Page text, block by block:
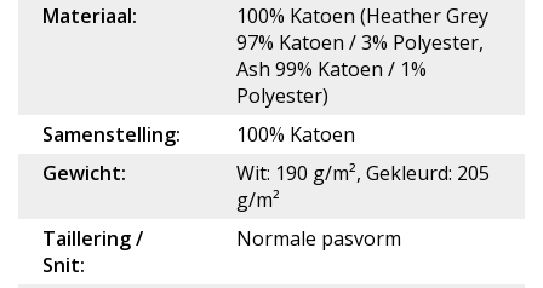
Materiaal:
100% Katoen (Heather Grey
97% Katoen / 3% Polyester,
Ash 99% Katoen / 1%
Polyester)
Samenstelling:
100% Katoen
Gewicht:
Wit: 190 g/m², Gekleurd: 205
g/m²
Taillering /
Snit:
Normale pasvorm